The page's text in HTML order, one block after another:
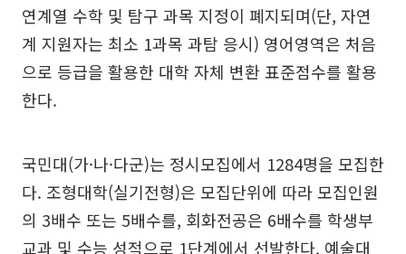
연계열 수학 및 탐구 과목 지정이 폐지되며(단, 자연
계 지원자는 최소 1과목 과탐 응시) 영어영역은 처음
으로 등급을 활용한 대학 자체 변환 표준점수를 활용
한다.
국민대(가·나·다군)는 정시모집에서 1284명을 모집한
다. 조형대학(실기전형)은 모집단위에 따라 모집인원
의 3배수 또는 5배수를, 회화전공은 6배수를 학생부
교과 및 수능 성적으로 1단계에서 선발한다. 예술대